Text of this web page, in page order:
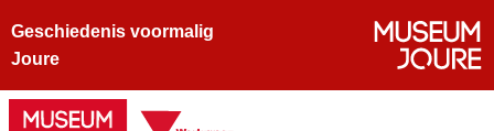
Geschiedenis voormalig
Joure